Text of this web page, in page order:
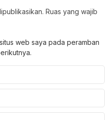
Ruas yang wajib
web saya pada peramban